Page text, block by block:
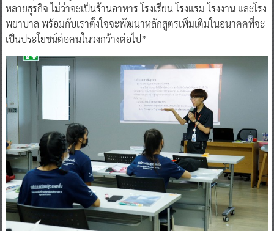
หลายธุรกิจ ไม่ว่าจะเป็นร้านอาหาร โรงเรียน โรงแรม โรงงาน และโรง
พยาบาล พร้อมกับเราตั้งใจจะพัฒนาหลักสูตรเพิ่มเติมในอนาคคที่จะ
เป็นประโยชน์ต่อคนในวงกว้างต่อไป”